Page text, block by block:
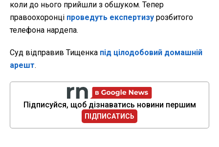
коли до нього прийшли з обшуком. Тепер
правоохоронці проведуть експертизу розбитого
телефона нардепа.
Суд відправив Тищенка під цілодобовий домашній
арешт.
Підписуйся, щоб дізнаватись новини першим
ПІДПИСАТИСЬ